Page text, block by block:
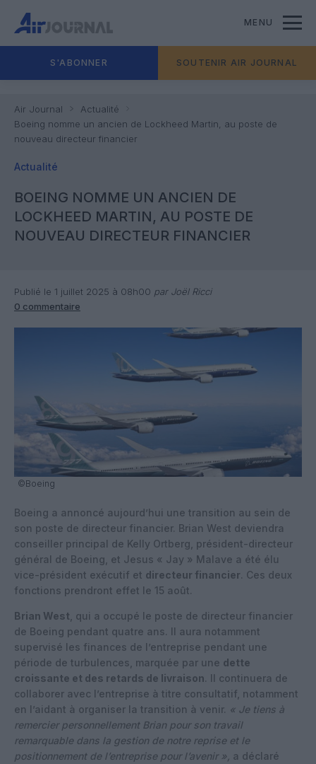
MENU
S'ABONNER SOUTENIR AIR JOURNAL
Air Journal
Actualité
Boeing nomme un ancien de Lockheed Martin, au poste de
nouveau directeur financier
Actualité
BOEING NOMME UN ANCIEN DE
LOCKHEED MARTIN, AU POSTE DE
NOUVEAU DIRECTEUR FINANCIER
Publié le 1 juillet 2025 à 08h00 par Joël Ricci
0 commentaire
©Boeing
Boeing a annoncé aujourd’hui une transition au sein de
son poste de directeur financier. Brian West deviendra
conseiller principal de Kelly Ortberg, président-directeur
général de Boeing, et Jesus « Jay » Malave a été élu
vice-président exécutif et directeur financier. Ces deux
fonctions prendront effet le 15 août.
Brian West , qui a occupé le poste de directeur financier
de Boeing pendant quatre ans. Il aura notamment
supervisé les finances de l’entreprise pendant une
période de turbulences, marquée par une dette
croissante et des retards de livraison. Il continuera de
collaborer avec l’entreprise à titre consultatif, notamment
en l’aidant à organiser la transition à venir. « Je tiens à
remercier personnellement Brian pour son travail
remarquable dans la gestion de notre reprise et le
positionnement de l’entreprise pour l’avenir », a déclaré